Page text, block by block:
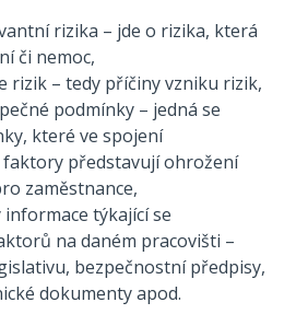
rizika – jde o rizika, která
či nemoc,
rizik – tedy příčiny vzniku rizik,
podmínky – jedná se
které ve spojení
faktory představují ohrožení
zaměstnance,
týkající se
na daném pracovišti –
bezpečnostní předpisy,
dokumenty apod.